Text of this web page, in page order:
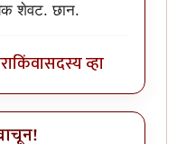
शेवट. छान.
किंवासदस्य व्हा